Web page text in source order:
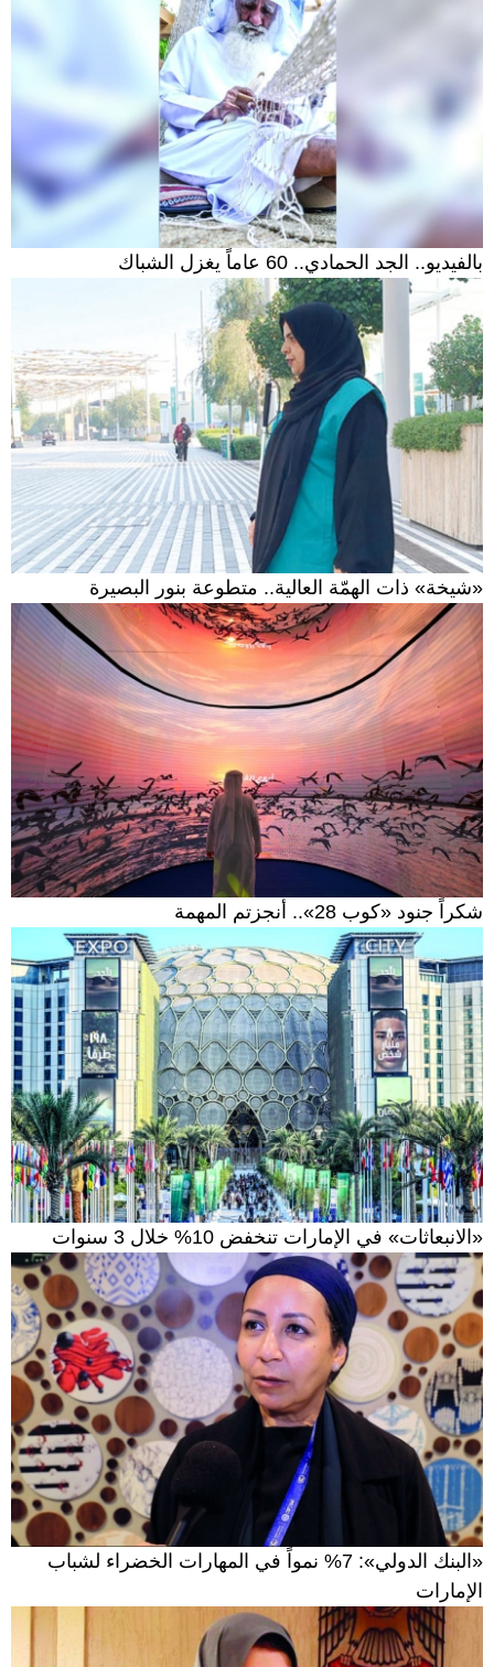
بالفيديو.. الجد الحمادي.. 60 عاماً يغزل الشباك
«شيخة» ذات الهمّة العالية.. متطوعة بنور البصيرة
شكراً جنود «كوب 28».. أنجزتم المهمة
«الانبعاثات» في الإمارات تنخفض 10% خلال 3 سنوات
«البنك الدولي»: 7% نمواً في المهارات الخضراء لشباب
الإمارات